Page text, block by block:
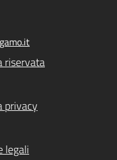
riservata
privacy
legali